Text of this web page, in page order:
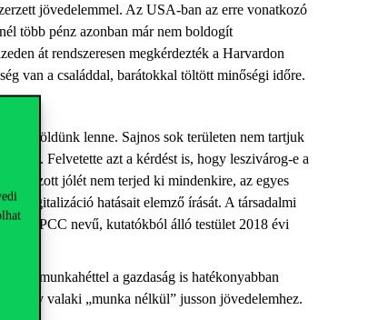
jövedelemmel. Az USA-ban az erre vonatkozó
több pénz azonban már nem boldogít
át rendszeresen megkérdezték a Harvardon
van a családdal, barátokkal töltött minőségi időre.
1,6 Földünk lenne. Sajnos sok területen nem tartjuk
Felvetette azt a kérdést is, hogy leszivárog-e a
jólét nem terjed ki mindenkire, az egyes
a digitalizáció hatásait elemző írását. A társadalmi
IPCC nevű, kutatókból álló testület 2018 évi
munkahéttel a gazdaság is hatékonyabban
hogy valaki „munka nélkül” jusson jövedelemhez.